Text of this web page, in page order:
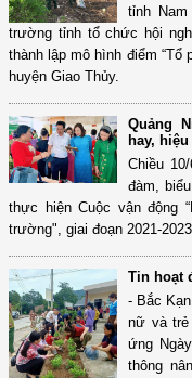
tỉnh
trường tỉnh tổ chức hội
thành lập mô hình điểm “Tổ
huyện Giao Thủy.
Quảng
hay,
Chiều
đàm,
thực hiện Cuộc vận động
trường", giai đoạn 2021-
Tin hoạt
- Bắc
nữ và trẻ
ứng
thông